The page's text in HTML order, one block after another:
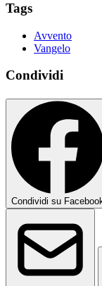
Tags
Avvento
Vangelo
Condividi
Condividi su